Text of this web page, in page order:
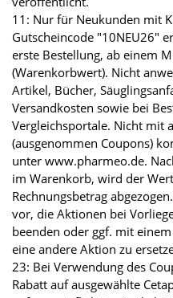
11: Nur für Neukunden mit
Gutscheincode "10NEU26"
erste Bestellung, ab einem
(Warenkorbwert). Nicht
Artikel, Bücher,
Versandkosten sowie bei
Vergleichsportale. Nicht mit
(ausgenommen Coupons)
unter www.pharmeo.de.
im Warenkorb, wird der
Rechnungsbetrag
vor, die Aktionen bei
beenden oder ggf. mit
eine andere Aktion zu
23: Bei Verwendung des
Rabatt auf ausgewählte